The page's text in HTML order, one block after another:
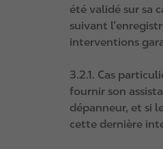
été validé sur sa
suivant
interventions
3.2.1. Cas
fournir son
dépanneur, et si
cette dernière